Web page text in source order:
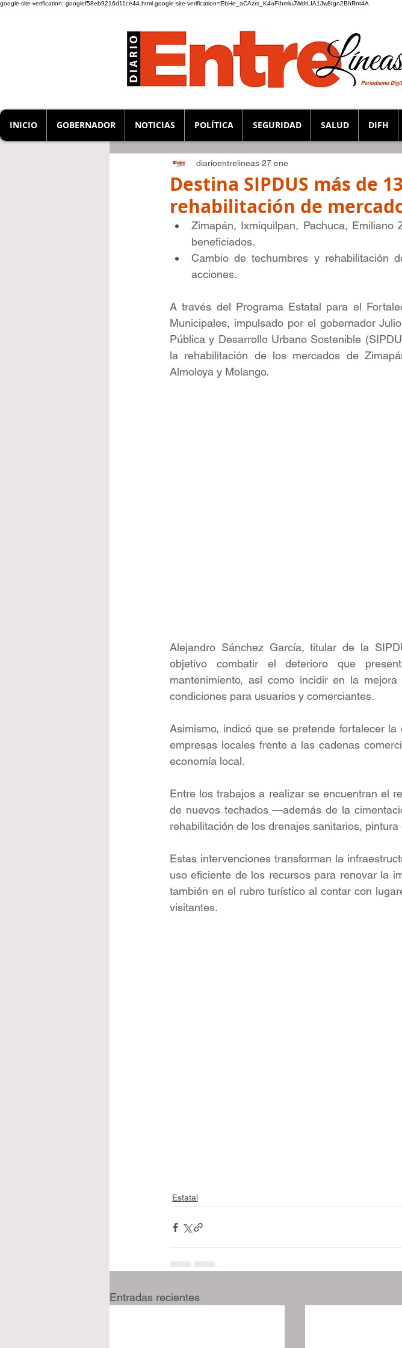
google-site-verification: googlef58eb9216d11ce44.html google-site-verification=EbHe_aCAzrs_K4aFIhmluJWdtLIA1Jw8Igo2BhRnt4A
INICIO GOBERNADOR NOTICIAS POLÍTICA SEGURIDAD SALUD DIFH
Destina SIPDUS más de
rehabilitación de
diarioentrelineas 27 ene
Zimapán, Ixmiquilpan, Pachuca,
beneficiados.
Cambio de techumbres y rehabilitación
acciones.
A través del Programa Estatal para el
Municipales, impulsado por el gobernador
Pública y Desarrollo Urbano Sostenible
la rehabilitación de los mercados de
Almoloya y Molango.
Alejandro Sánchez García, titular de la
objetivo combatir el deterioro que
mantenimiento, así como incidir en la
condiciones para usuarios y comerciantes.
Asimismo, indicó que se pretende fortalecer
empresas locales frente a las cadenas
economía local.
Entre los trabajos a realizar se encuentran el
de nuevos techados —además de la
rehabilitación de los drenajes sanitarios,
Estas intervenciones transforman la
uso eficiente de los recursos para renovar la
también en el rubro turístico al contar con
visitantes.
Estatal
Entradas recientes